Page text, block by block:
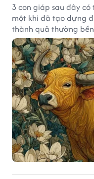
3 con giáp sau đây
một khi đã tạo dựng
thành quả thường